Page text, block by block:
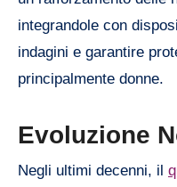
integrandole con
indagini e garantire
principalmente donne.
Evoluzione
Negli ultimi decenni, il